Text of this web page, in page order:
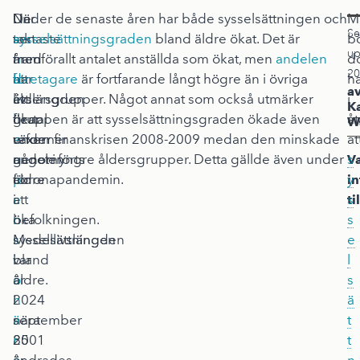
I
takt
med
att
livslängden
ökar
växer
andelen
äldre
i
befolkningen.
Medellivslängden
var
år
2024
nära
85
När
a
n
d
e
l
e
n
p
e
n
s
i
o
n
ä
r
De
senaste
åren
har
ett
flertal
reformer
genomförts
för
att
öka
sysselsättningen
bland
äldre.
I
september
2001
Under de senaste åren har både sysselsättningen och
sysselsättningsgraden bland äldre ökat. Det är
framförallt antalet anställda som ökat, men andelen
företagare är fortfarande långt högre än i övriga
åldersgrupper. Något annat som också utmärker
gruppen är att sysselsättningsgraden ökade även
under finanskrisen 2008-2009 medan den minskade
något i yngre åldersgrupper. Detta gällde även under
coronapandemin.
i
s
y
s
s
e
s
ä
t
t